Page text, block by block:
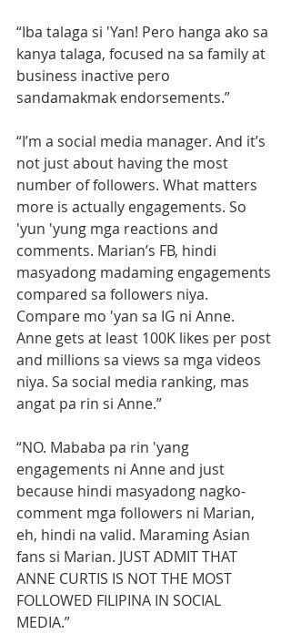
“Iba talaga si 'Yan! Pero hanga ako sa
kanya talaga, focused na sa family at
business inactive pero
sandamakmak endorsements.”
“I’m a social media manager. And it’s
not just about having the most
number of followers. What matters
more is actually engagements. So
'yun 'yung mga reactions and
comments. Marian’s FB, hindi
masyadong madaming engagements
compared sa followers niya.
Compare mo 'yan sa IG ni Anne.
Anne gets at least 100K likes per post
and millions sa views sa mga videos
niya. Sa social media ranking, mas
angat pa rin si Anne.”
“NO. Mababa pa rin 'yang
engagements ni Anne and just
because hindi masyadong nagko-
comment mga followers ni Marian,
eh, hindi na valid. Maraming Asian
fans si Marian. JUST ADMIT THAT
ANNE CURTIS IS NOT THE MOST
FOLLOWED FILIPINA IN SOCIAL
MEDIA.”